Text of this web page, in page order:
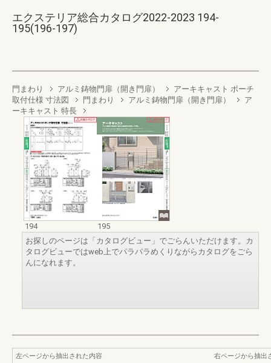
エクステリア総合カタログ2022-2023 194-
195(196-197)
門まわり アルミ鋳物門扉（開き門扉）
アーキキャスト ポーチ
取付仕様 寸法図
門まわり アルミ鋳物門扉（開き門扉）
ア
ーキキャスト 特長
194
195
お探しのページは「カタログビュー」でごらんいただけます。カ
タログビューではweb上でパラパラめくりながらカタログをごら
んになれます。
左ページから抽出された内容
右ページから抽出